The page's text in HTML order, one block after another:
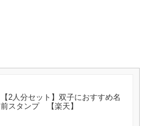
【2人分セット】双子におすすめ名
前スタンプ 【楽天】